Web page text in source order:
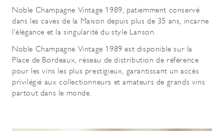
Noble Champagne Vintage 1989, patiemment conservé
dans les caves de la Maison depuis plus de 35 ans, incarne
l’élégance et la singularité du style Lanson.
Noble Champagne Vintage 1989 est disponible sur la
Place de Bordeaux, réseau de distribution de référence
pour les vins les plus prestigieux, garantissant un accès
privilégié aux collectionneurs et amateurs de grands vins
partout dans le monde.